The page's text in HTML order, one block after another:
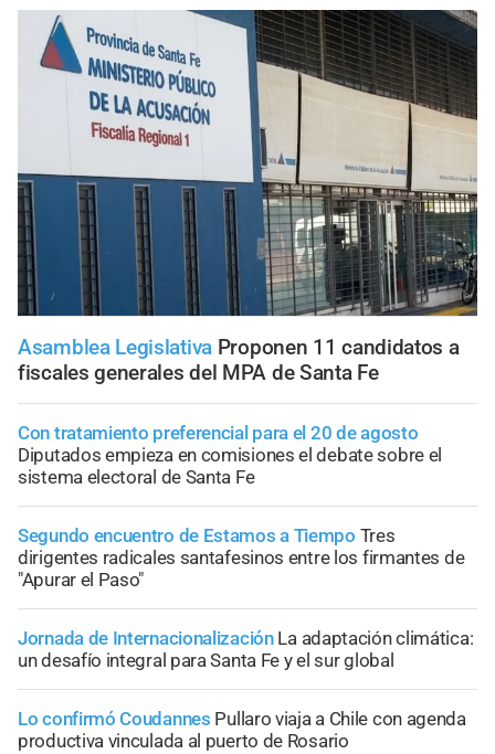
Asamblea Legislativa Proponen 11 candidatos a
fiscales generales del MPA de Santa Fe
Con tratamiento preferencial para el 20 de agosto
Diputados empieza en comisiones el debate sobre el
sistema electoral de Santa Fe
Segundo encuentro de Estamos a Tiempo Tres
dirigentes radicales santafesinos entre los firmantes de
"Apurar el Paso"
Jornada de Internacionalización La adaptación climática:
un desafío integral para Santa Fe y el sur global
Lo confirmó Coudannes Pullaro viaja a Chile con agenda
productiva vinculada al puerto de Rosario